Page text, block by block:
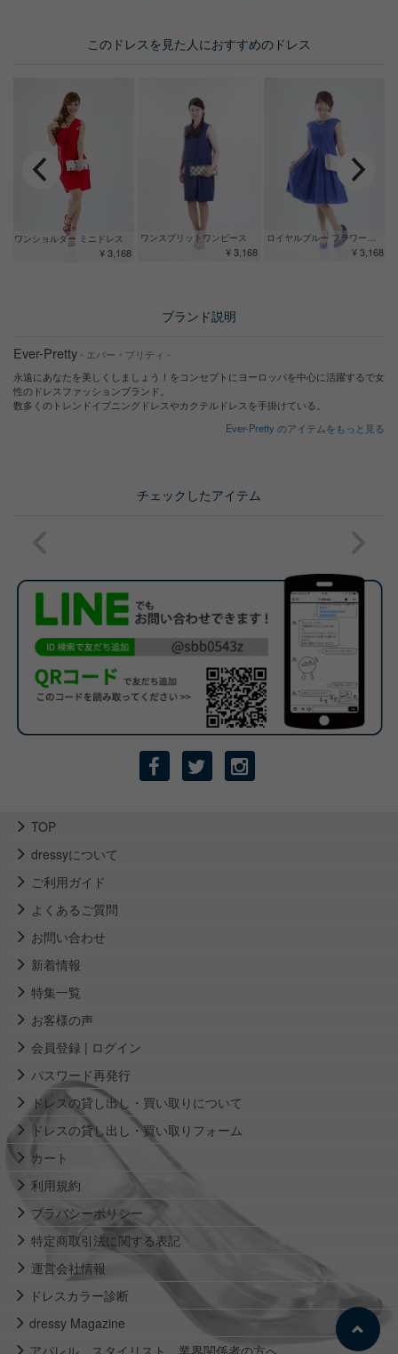
このドレスを見た人におすすめのドレス
ワンスプリットワンピース
¥ 3,168
ロイヤルブルー フラワージャガードドレス
¥ 3,168
ワンショルダー ミニドレス
¥ 3,168
ブランド説明
Ever-Pretty - エバー・プリティ -
永遠にあなたを美しくしましょう！をコンセプトにヨーロッパを中心に活躍するで女
性のドレスファッションブランド。
数多くのトレンドイブニングドレスやカクテルドレスを手掛けている。
Ever-Pretty のアイテムをもっと見る
チェックしたアイテム
TOP
dressyについて
ご利用ガイド
よくあるご質問
お問い合わせ
新着情報
特集一覧
お客様の声
会員登録 | ログイン
パスワード再発行
ドレスの貸し出し・買い取りについて
ドレスの貸し出し・買い取りフォーム
カート
利用規約
プラバシーポリシー
特定商取引法に関する表記
運営会社情報
ドレスカラー診断
dressy Magazine